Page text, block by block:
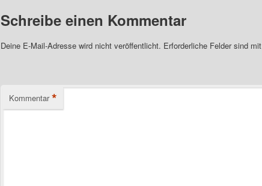
Schreibe einen Kommentar
Deine E-Mail-Adresse wird nicht veröffentlicht. Erforderliche Felder sind mit
Kommentar *